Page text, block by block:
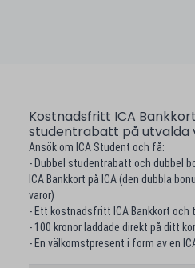
Kostnadsfritt ICA
studentrabatt på utvalda
Ansök om ICA Student och få:
- Dubbel studentrabatt och dubbel
ICA Bankkort på ICA (den dubbla
varor)
- Ett kostnadsfritt ICA Bankkort och
- 100 kronor laddade direkt på ditt
- En välkomstpresent i form av en